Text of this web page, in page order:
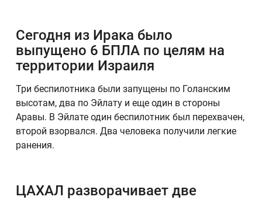
Сегодня из Ирака было
выпущено 6 БПЛА по целям на
территории Израиля
Три беспилотника были запущены по Голанским
высотам, два по Эйлату и еще один в стороны
Аравы. В Эйлате один беспилотник был перехвачен,
второй взорвался. Два человека получили легкие
ранения.
ЦАХАЛ разворачивает две